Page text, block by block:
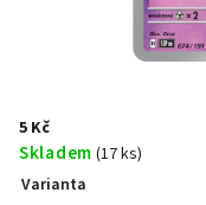
5 Kč
Skladem (17 ks)
Varianta